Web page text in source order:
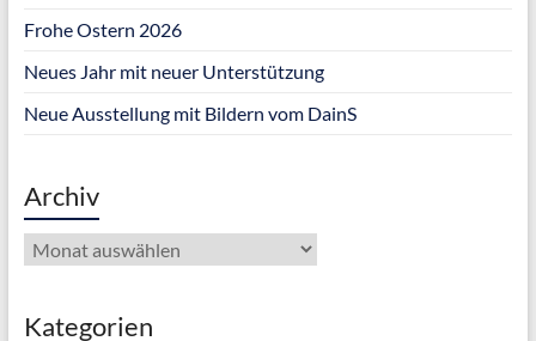
Frohe Ostern 2026
Neues Jahr mit neuer Unterstützung
Neue Ausstellung mit Bildern vom DainS
Archiv
Archiv
Kategorien